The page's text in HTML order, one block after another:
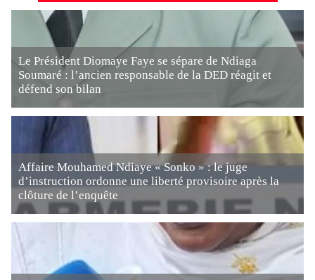
Le Président Diomaye Faye se sépare de Ndiaga
Soumaré : l’ancien responsable de la DED réagit et
défend son bilan
Affaire Mouhamed Ndiaye « Sonko » : le juge
d’instruction ordonne une liberté provisoire après la
clôture de l’enquête